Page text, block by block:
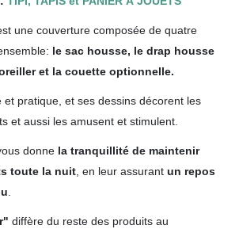
une couverture composée de quatre
le sac housse, le drap housse
et la couette optionnelle.
et pratique, et ses dessins décorent les
et aussi les amusent et stimulent.
donne la tranquillité de maintenir
toute la nuit , en leur assurant un repos
diffère du reste des produits au